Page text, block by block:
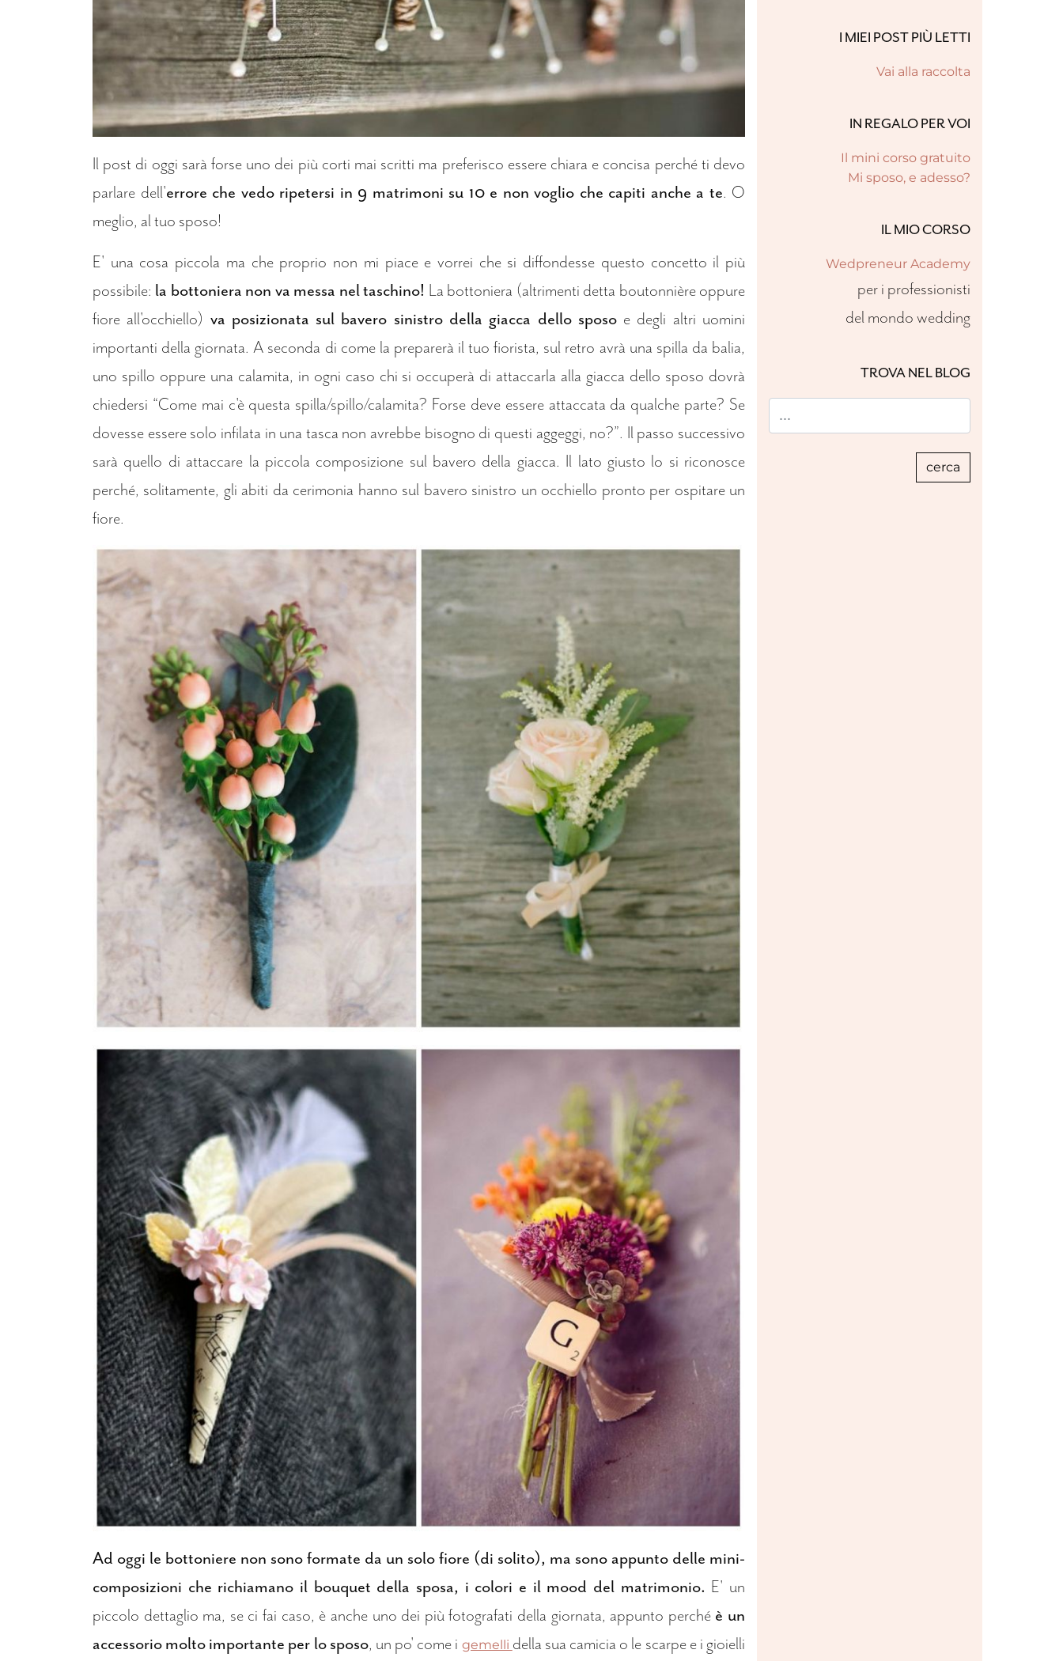
Il post di oggi sarà forse uno dei più corti mai scritti ma preferisco essere chiara e concisa perché ti devo
parlare dell'errore che vedo ripetersi in 9 matrimoni su 10 e non voglio che capiti anche a te. O
meglio, al tuo sposo!
E' una cosa piccola ma che proprio non mi piace e vorrei che si diffondesse questo concetto il più
possibile: la bottoniera non va messa nel taschino! La bottoniera (altrimenti detta boutonnière oppure
fiore all'occhiello) va posizionata sul bavero sinistro della giacca dello sposoe degli altri uomini
importanti della giornata. A seconda di come la preparerà il tuo fiorista, sul retro avrà una spilla da balia,
uno spillo oppure una calamita, in ogni caso chi si occuperà di attaccarla alla giacca dello sposo dovrà
chiedersi “Come mai c'è questa spilla/spillo/calamita? Forse deve essere attaccata da qualche parte? Se
dovesse essere solo infilata in una tasca non avrebbe bisogno di questi aggeggi, no?”. Il passo successivo
sarà quello di attaccare la piccola composizione sul bavero della giacca. Il lato giusto lo si riconosce
perché, solitamente, gli abiti da cerimonia hanno sul bavero sinistro un occhiello pronto per ospitare un
fiore.
Ad oggi le bottoniere non sono formate da un solo fiore (di solito), ma sono appunto delle mini-
composizioni che richiamano il bouquet della sposa, i colori e il mood del matrimonio. E' un
piccolo dettaglio ma, se ci fai caso, è anche uno dei più fotografati della giornata, appunto perchéè un
accessorio molto importante per lo sposo, un po' come i gemelli della sua camicia o le scarpe e i gioielli
I MIEI POST PIÙ LETTI
Vai alla raccolta
IN REGALO PER VOI
Il mini corso gratuito
Mi sposo, e adesso?
IL MIO CORSO
Wedpreneur Academy
per i professionisti
del mondo wedding
TROVA NEL BLOG